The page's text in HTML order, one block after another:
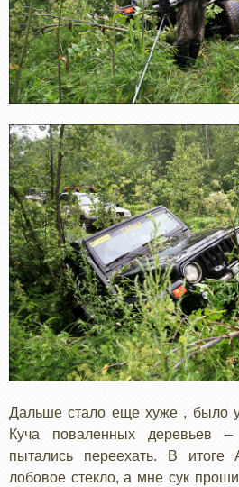
Дальше стало еще хуже , было
Куча поваленных деревьев –
пытались переехать. В итоге
лобовое стекло, а мне сук